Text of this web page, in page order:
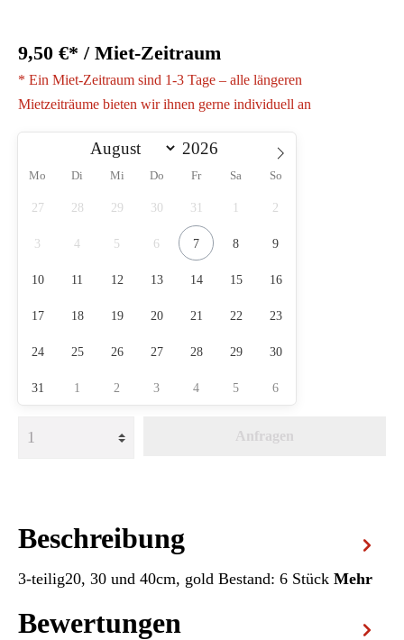
9,50 €* / Miet-Zeitraum
* Ein Miet-Zeitraum sind 1-3 Tage – alle längeren
Mietzeiträume bieten wir ihnen gerne individuell an
Mo Di Mi Do Fr Sa So
27 28 29 30 31 2
3 4 5 6 7 8 9
10 11 12 13 14 15 16
17 18 19 20 21 22 23
24 25 26 27 28 29 30
31 1 2 3 4 5 6
Anfragen
Beschreibung
3-teilig20, 30 und 40cm, gold Bestand: 6 Stück Mehr
Bewertungen